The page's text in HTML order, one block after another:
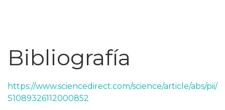
Bibliografía
https://www.sciencedirect.com/science/article/abs/pii/
S1089326112000852